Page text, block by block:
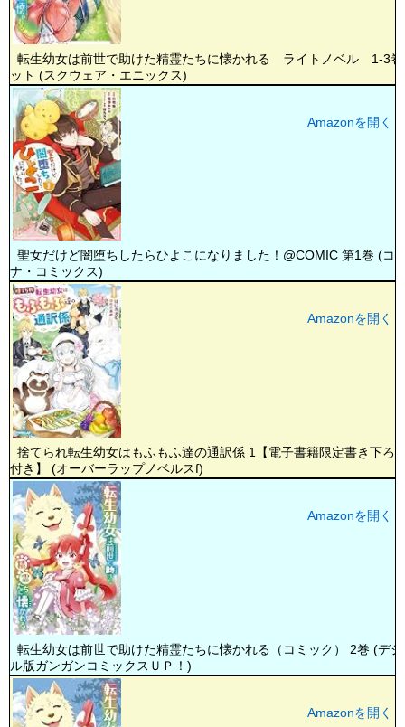
転生幼女は前世で助けた精霊たちに懐かれる ライトノベル 1-3巻
ット (スクウェア・エニックス)
聖女だけど闇堕ちしたらひよこになりました！@COMIC 第1巻 (コ
ナ・コミックス)
Amazonを開く
捨てられ転生幼女はもふもふ達の通訳係 1【電子書籍限定書き下ろ
付き】 (オーバーラップノベルスf)
Amazonを開く
転生幼女は前世で助けた精霊たちに懐かれる（コミック） 2巻 (デ
ル版ガンガンコミックスＵＰ！)
Amazonを開く
Amazonを開く